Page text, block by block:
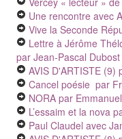
Une rencontre avec
Vive la Seconde
Lettre à Jérôme
par Jean-Pascal Dubost
AVIS D'ARTISTE (9)
Cancel poésie par
NORA par
L’essaim et la nova
Paul Claudel avec